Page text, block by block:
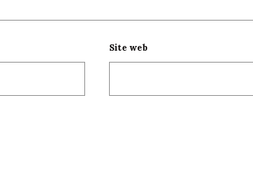
Site web